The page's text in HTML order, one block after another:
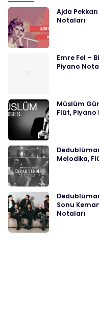
Ajda
Notaları
Emre Fel –
Piyano
Müslüm
Flüt, Piyano
Melodika,
Sonu
Notaları